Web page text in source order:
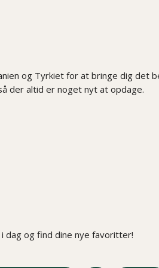
og Tyrkiet for at bringe dig det
der altid er noget nyt at opdage.
dag og find dine nye favoritter!